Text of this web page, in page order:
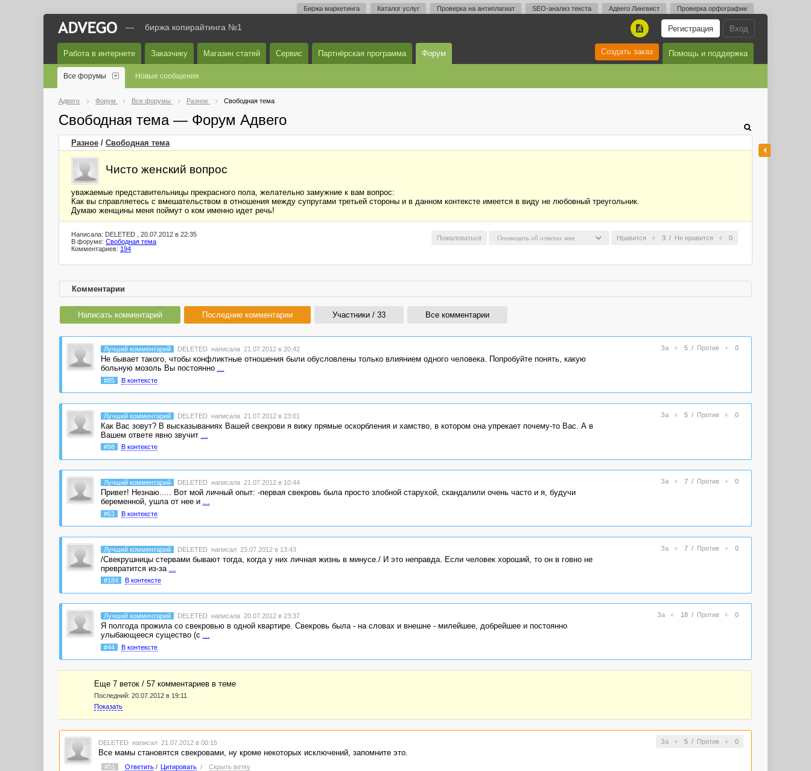
Биржа маркетинга Каталог услуг Проверка на антиплагиат SEO-анализ текста Адвего Лингвист Проверка орфографии
Вход
Регистрация
A
— биржа копирайтинга №1
Работа в интернете Заказчику Магазин статей Сервис Партнёрская программа Форум Помощь и поддержка
Создать заказ
Все форумы Новые сообщения
Адвего Форум Все форумы Разное Свободная тема
Свободная тема — Форум Адвего
Разное / Свободная тема
Чисто женский вопрос
уважаемые представительницы прекрасного пола, желательно замужние к вам вопрос:
Как вы справляетесь с вмешательством в отношения между супругами третьей стороны и в данном контексте имеется в виду не любовный треугольник.
Думаю женщины меня поймут о ком именно идет речь!
Нравится 3 / Не нравится 0
Пожаловаться
Написала: DELETED , 20.07.2012 в 22:35
В форуме: Свободная тема
Комментариев: 194
Комментарии
Написать комментарий Последние комментарии Участники / 33 Все комментарии
За 5/ Против 0
Лучший комментарий DELETED написала 21.07.2012 в 20:42
Не бывает такого, чтобы конфликтные отношения были обусловлены только влиянием одного человека. Попробуйте понять, какую
больную мозоль Вы постоянно ...
#85 В контексте
За 5/ Против 0
Лучший комментарий DELETED написала 21.07.2012 в 23:01
Как Вас зовут? В высказываниях Вашей свекрови я вижу прямые оскорбления и хамство, в котором она упрекает почему-то Вас. А в
Вашем ответе явно звучит
#98 В контексте
За 7/ Против 0
Лучший комментарий DELETED написала 21.07.2012 в 10:44
Привет! Незнаю..... Вот мой личный опыт: -первая свекровь была просто злобной старухой, скандалили очень часто и я, будучи
беременной, ушла от нее и ...
#63 В контексте
За 7/ Против 0
Лучший комментарий DELETED написал 23.07.2012 в 13:43
/Свекрушницы стервами бывают тогда, когда у них личная жизнь в минусе./ И это неправда. Если человек хороший, то он в говно не
превратится из-за
#184 В контексте
За 18/ Против 0
Лучший комментарий DELETED написала 20.07.2012 в 23:37
Я полгода прожила со свекровью в одной квартире. Свекровь была - на словах и внешне - милейшее, добрейшее и постоянно
улыбающееся существо (с ...
#44 В контексте
Еще 7 веток / 57 комментариев в темe
Последний: 20.07.2012 в 19:11
Показать
За 5/ Против 0
DELETED написал 21.07.2012 в 00:15
Все мамы становятся свекровами, ну кроме некоторых исключений, запомните это.
#51 Ответить/ Цитировать / Скрыть ветку